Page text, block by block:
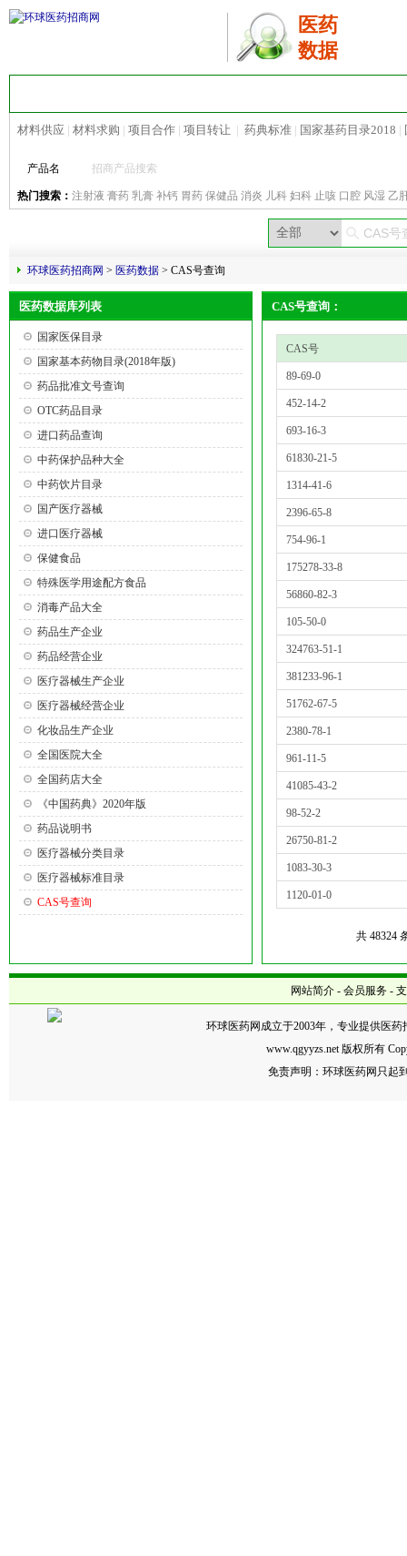
医药
数据
材料供应 | 材料求购 | 项目合作 | 项目转让 | 药典标准 | 国家基药目录2018 |
产品名
热门搜索： 注射液 膏药 乳膏 补钙 胃药 保健品 消炎 儿科 妇科 止咳 口腔 风湿 乙
环球医药招商网 > 医药数据 > CAS号查询
医药数据库列表
国家医保目录
国家基本药物目录(2018年版)
药品批准文号查询
OTC药品目录
进口药品查询
中药保护品种大全
中药饮片目录
国产医疗器械
进口医疗器械
保健食品
特殊医学用途配方食品
消毒产品大全
药品生产企业
药品经营企业
医疗器械生产企业
医疗器械经营企业
化妆品生产企业
全国医院大全
全国药店大全
《中国药典》2020年版
药品说明书
医疗器械分类目录
医疗器械标准目录
CAS号查询
CAS号查询：
CAS号
89-69-0
452-14-2
693-16-3
61830-21-5
1314-41-6
2396-65-8
754-96-1
175278-33-8
56860-82-3
105-50-0
324763-51-1
381233-96-1
51762-67-5
2380-78-1
961-11-5
41085-43-2
98-52-2
26750-81-2
1083-30-3
1120-01-0
共 48324
网站简介- 会员服务-
环球医药网成立于2003年，专业提供医
www.qgyyzs.net 版权所有
免责声明：环球医药网只起